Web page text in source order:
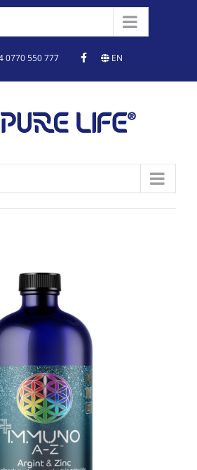
0770 550 777 EN